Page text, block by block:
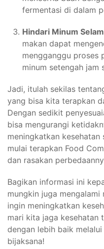
fermentasi di dalam
Hindari Minum
makan dapat
mengganggu proses
minum setengah jam
Jadi, itulah sekilas
yang bisa kita terapkan
Dengan sedikit
bisa mengurangi
meningkatkan kesehatan
mulai terapkan Food
dan rasakan
Bagikan informasi ini
mungkin juga mengalami
ingin meningkatkan
mari kita jaga kesehatan
dengan lebih baik
bijaksana!